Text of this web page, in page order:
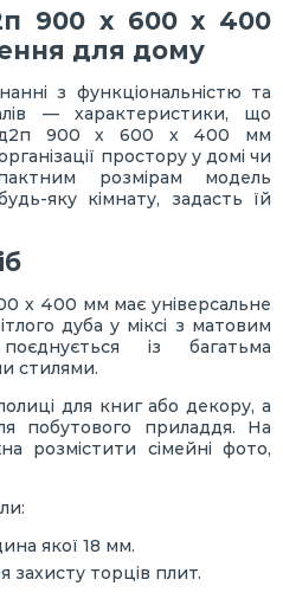
900 х 600 х 400
для дому
з функціональністю та
— характеристики, що
900 х 600 х 400 мм
простору у домі чи
розмірам модель
яку кімнату, задасть їй
х 400 мм має універсальне
дуба у міксі з матовим
із багатьма
стилями.
для книг або декору, а
побутового приладдя. На
розмістити сімейні фото,
якої 18 мм.
торців плит.